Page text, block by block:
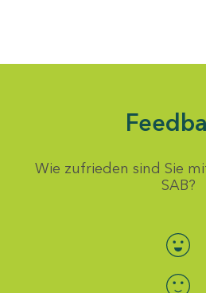
Wie zufrieden sind Sie
SAB?